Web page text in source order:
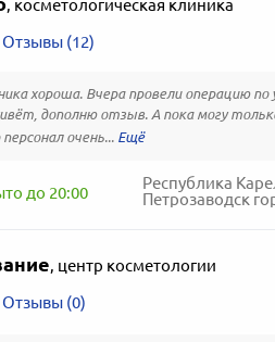
, косметологическая клиника
Отзывы (12)
хороша. Вчера провели операцию по
дополню отзыв. А пока могу
очень...
до 20:00
Республика
Петрозаводск
, центр косметологии
Отзывы (0)